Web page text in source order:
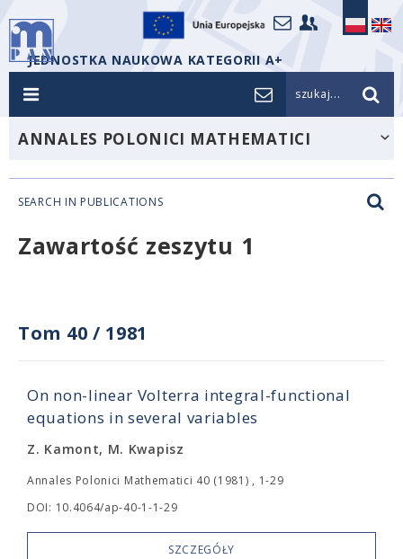
JEDNOSTKA NAUKOWA KATEGORII A+
szukaj...
ANNALES POLONICI MATHEMATICI
SEARCH IN PUBLICATIONS
Zawartość zeszytu 1
Tom 40 / 1981
On non-linear Volterra integral-functional
equations in several variables
Z. Kamont, M. Kwapisz
Annales Polonici Mathematici 40 (1981) , 1-29
DOI: 10.4064/ap-40-1-1-29
SZCZEGÓŁY